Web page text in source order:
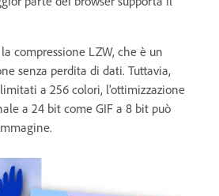
compressione LZW, che è un
senza perdita di dati. Tuttavia,
a 256 colori, l'ottimizzazione
a 24 bit come GIF a 8 bit può